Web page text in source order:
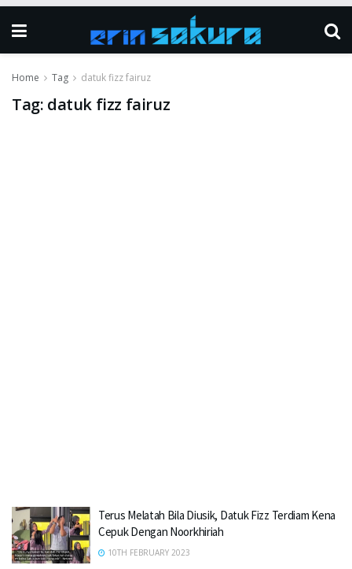
Home Tag datuk fizz fairuz
Tag: datuk fizz fairuz
Terus Melatah Bila Diusik, Datuk Fizz Terdiam Kena
Cepuk Dengan Noorkhiriah
10TH FEBRUARY 2023